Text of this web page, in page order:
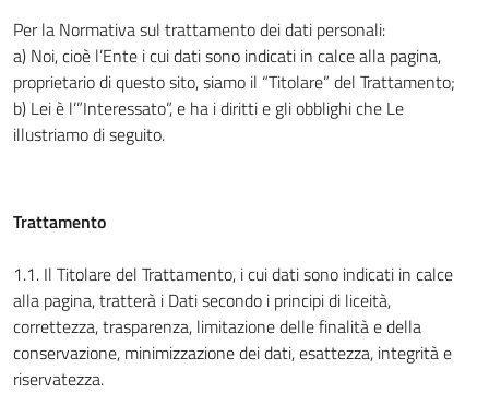
Per la Normativa sul trattamento dei dati personali:
a) Noi, cioè l’Ente i cui dati sono indicati in calce alla pagina,
proprietario di questo sito, siamo il “Titolare” del Trattamento;
b) Lei è l’”Interessato”, e ha i diritti e gli obblighi che Le
illustriamo di seguito.
Trattamento
1.1. Il Titolare del Trattamento, i cui dati sono indicati in calce
alla pagina, tratterà i Dati secondo i principi di liceità,
correttezza, trasparenza, limitazione delle finalità e della
conservazione, minimizzazione dei dati, esattezza, integrità e
riservatezza.